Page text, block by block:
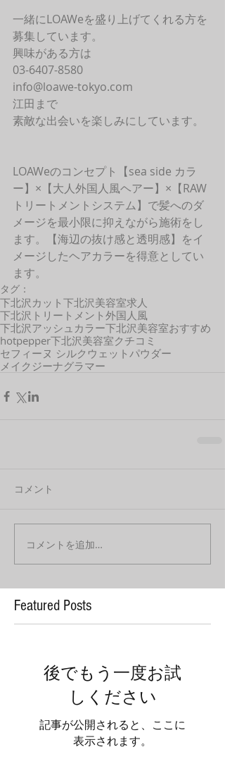
一緒にLOAWeを盛り上げてくれる方を
募集しています。
興味がある方は
03-6407-8580
info@loawe-tokyo.com
江田まで
素敵な出会いを楽しみにしています。
LOAWeのコンセプト【sea side カラ
ー】×【大人外国人風ヘアー】×【RAW
トリートメントシステム】で髪へのダ
メージを最小限に抑えながら施術をし
ます。【海辺の抜け感と透明感】をイ
メージしたヘアカラーを得意としてい
ます。
タグ：
下北沢カット 下北沢美容室求人
下北沢トリートメント 外国人風
下北沢アッシュカラー下北沢美容室おすすめ
hotpepper下北沢美容室クチコミ
セフィーヌ シルクウェットパウダー
メイクジーナグラマー
コメント
コメントを追加…
Featured Posts
後でもう一度お試
しください
記事が公開されると、ここに
表示されます。